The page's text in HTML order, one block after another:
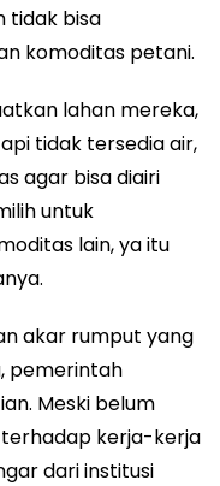
tidak bisa
komoditas petani.
lahan mereka,
tidak tersedia air,
agar bisa diairi
untuk
lain, ya itu
akar rumput yang
pemerintah
Meski belum
kerja-kerja
dari institusi